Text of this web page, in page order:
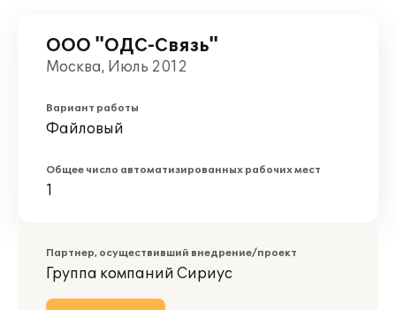
ООО "ОДС-Связь"
Москва, Июль 2012
Вариант работы
Файловый
Общее число автоматизированных рабочих мест
1
Партнер, осуществивший внедрение/проект
Группа компаний Сириус